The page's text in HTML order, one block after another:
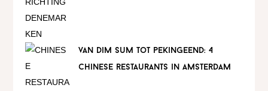
van dim sum tot pekingeend: 4
chinese restaurants in amsterdam